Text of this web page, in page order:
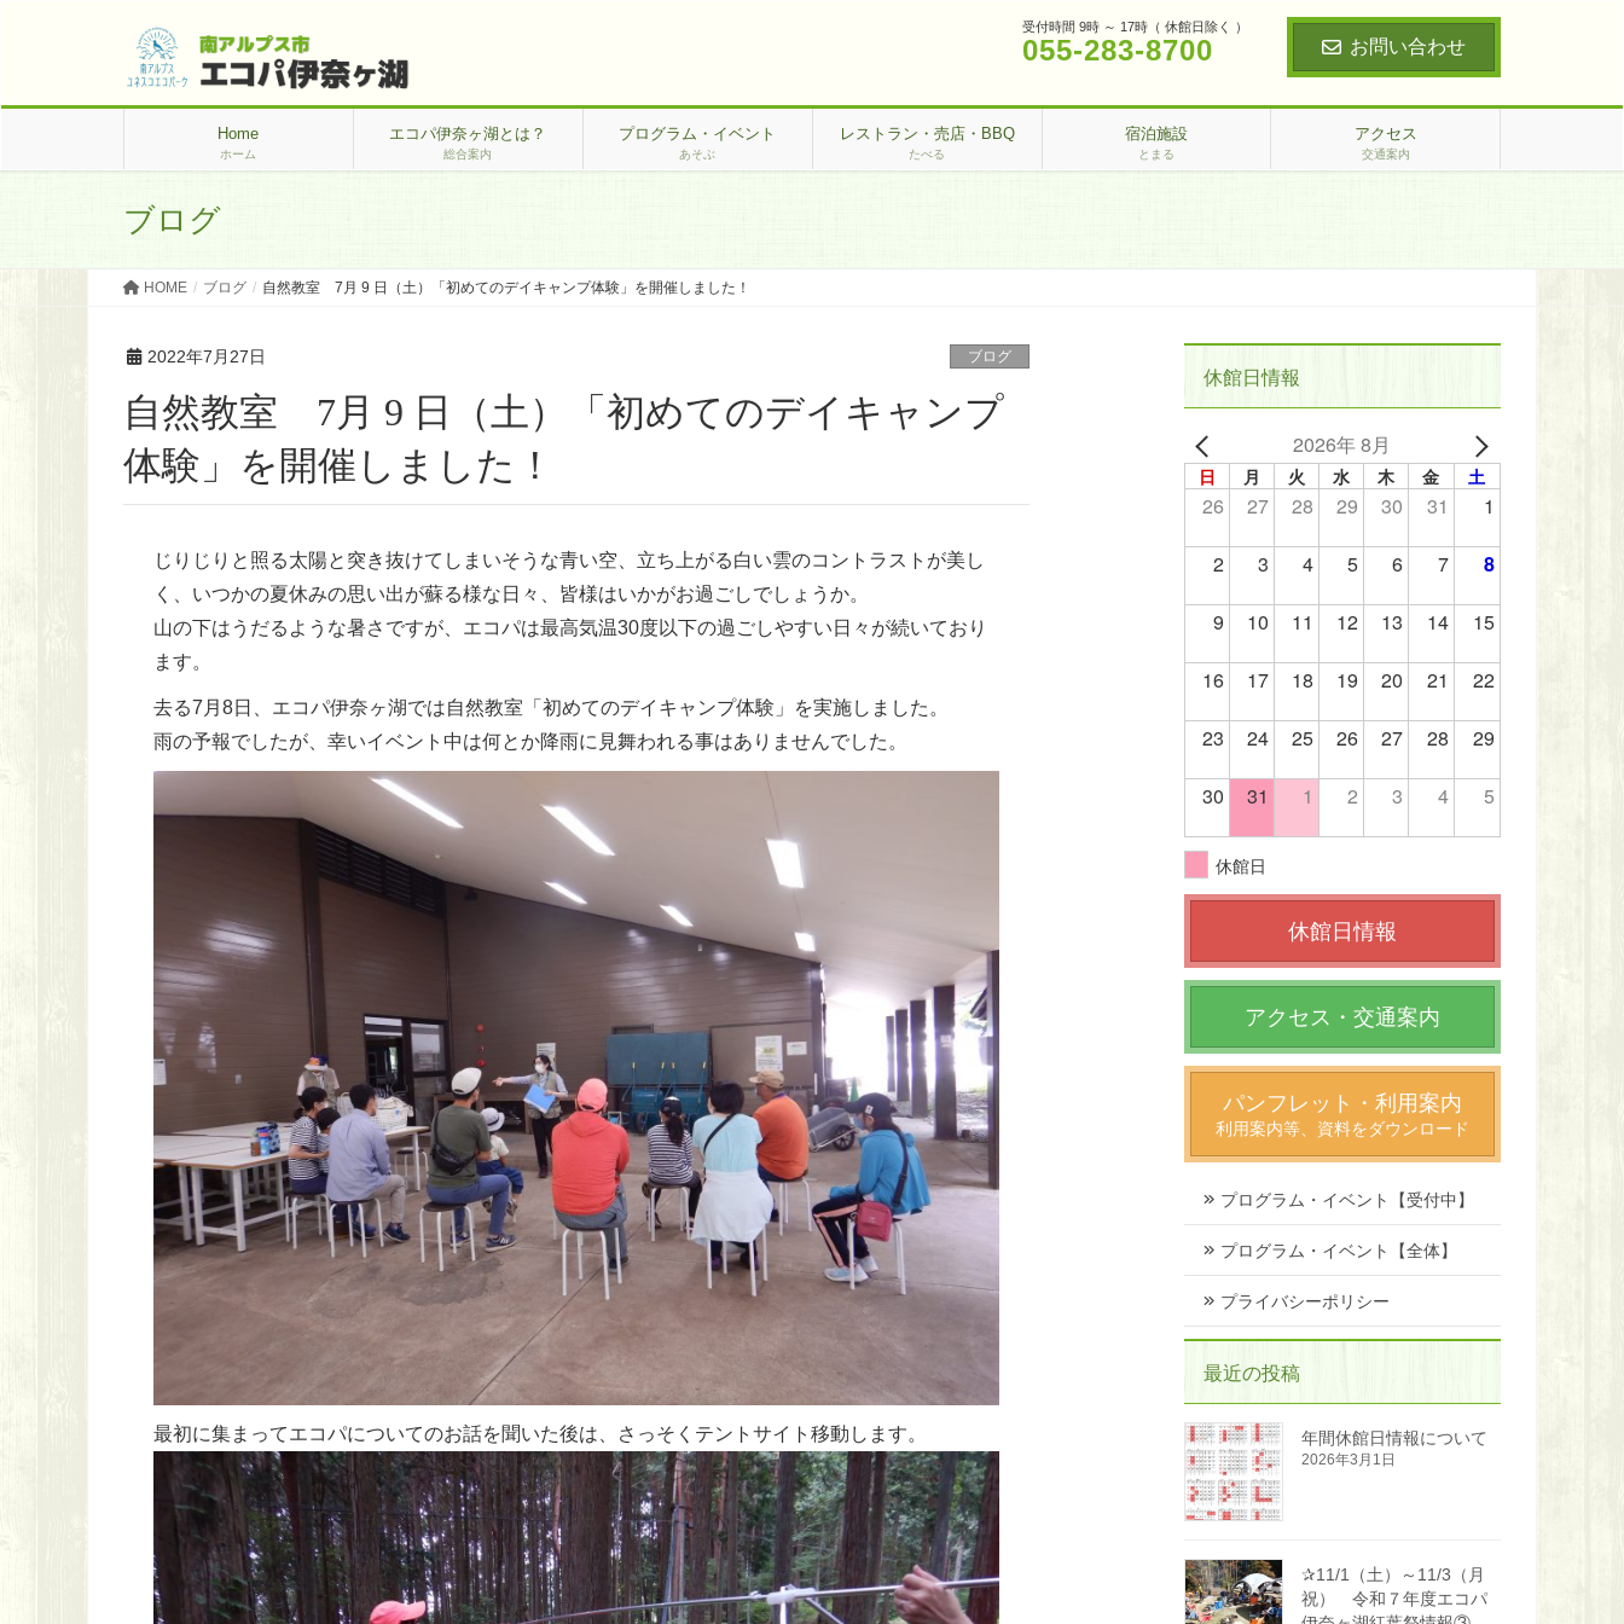
受付時間 9時 ～ 17時（ 休館日除く ）
055‐283‐8700 お問い合わせ
Home
ホーム
エコパ伊奈ヶ湖とは？
総合案内
プログラム・イベント
あそぶ
レストラン・売店・BBQ
たべる
宿泊施設
とまる
アクセス
交通案内
ブログ
HOME ブログ 自然教室 7月 9 日（土）「初めてのデイキャンプ体験」を開催しました！
2022年7月27日 ブログ
自然教室 7月 9 日（土）「初めてのデイキャンプ
体験」を開催しました！
じりじりと照る太陽と突き抜けてしまいそうな青い空、立ち上がる白い雲のコントラストが美し
く、いつかの夏休みの思い出が蘇る様な日々、皆様はいかがお過ごしでしょうか。
山の下はうだるような暑さですが、エコパは最高気温30度以下の過ごしやすい日々が続いており
ます。
去る7月8日、エコパ伊奈ヶ湖では自然教室「初めてのデイキャンプ体験」を実施しました。
雨の予報でしたが、幸いイベント中は何とか降雨に見舞われる事はありませんでした。
最初に集まってエコパについてのお話を聞いた後は、さっそくテントサイト移動します。
休館日情報
2026年 8月
日 月 火 水 木 金 土
26 27 28 29 30 31 1
2 3 4 5 6 7 8
9 10 11 12 13 14 15
16 17 18 19 20 21 22
23 24 25 26 27 28 29
30 31 1 2 3 4 5
休館日
休館日情報
アクセス・交通案内
パンフレット・利用案内
利用案内等、資料をダウンロード
プログラム・イベント【受付中】
プログラム・イベント【全体】
プライバシーポリシー
最近の投稿
年間休館日情報について
2026年3月1日
✰11/1（土）～11/3（月
祝） 令和７年度エコパ